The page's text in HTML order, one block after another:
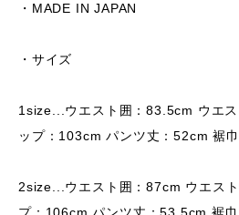
・MADE IN JAPAN
・サイズ
1size...ウエスト囲：83.5cm ウエ
ップ：103cm パンツ丈：52cm 裾
2size...ウエスト囲：87cm ウエス